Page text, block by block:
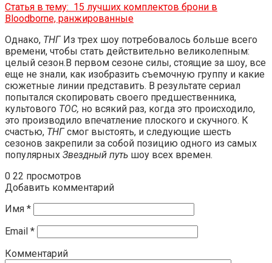
Статья в тему: 15 лучших комплектов брони в
Bloodborne, ранжированные
Однако, ТНГИз трех шоу потребовалось больше всего
времени, чтобы стать действительно великолепным:
целый сезон.В первом сезоне силы, стоящие за шоу, все
еще не знали, как изобразить съемочную группу и какие
сюжетные линии представить. В результате сериал
попытался скопировать своего предшественника,
культового ТОС, но всякий раз, когда это происходило,
это производило впечатление плоского и скучного. К
счастью, ТНГсмог выстоять, и следующие шесть
сезонов закрепили за собой позицию одного из самых
популярных Звездный путь шоу всех времен.
0 22 просмотров
Добавить комментарий
Имя *
Email *
Комментарий